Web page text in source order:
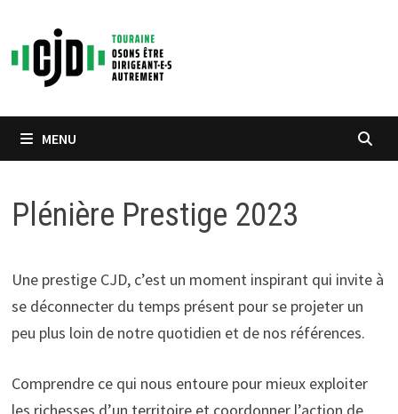
contenu
MENU
Plénière Prestige 2023
Une prestige CJD, c’est un moment inspirant qui invite à
se déconnecter du temps présent pour se projeter un
peu plus loin de notre quotidien et de nos références.
Comprendre ce qui nous entoure pour mieux exploiter